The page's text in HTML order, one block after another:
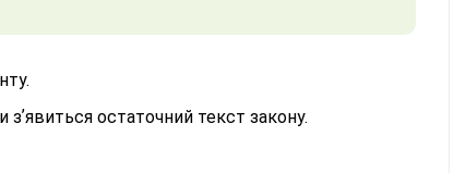
остаточний текст закону.